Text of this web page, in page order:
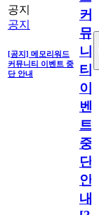
공지
공지
[공지] 메모리워드
커뮤니티 이벤트 중
단 안내
커
뮤
니
티
이
벤
트
중
단
안
내